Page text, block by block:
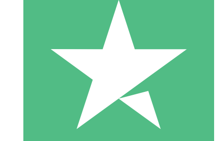
Individuele Creditpakketten
Betaal per gebruik met downloadtegoeden. Geen maandelijkse
1000